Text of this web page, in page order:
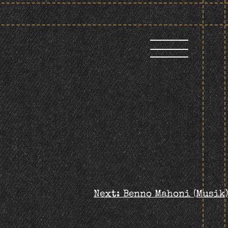
Next: Benno Mahoni (Musik)